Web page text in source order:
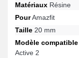
Matériaux Résine
PourAmazfit
Taille 20 mm
Modèle compatible
Active 2